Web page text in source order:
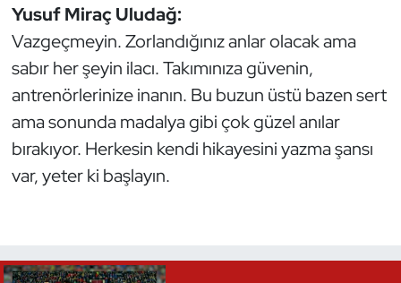
Yusuf Miraç Uludağ:
Vazgeçmeyin. Zorlandığınız anlar olacak ama
sabır her şeyin ilacı. Takımınıza güvenin,
antrenörlerinize inanın. Bu buzun üstü bazen sert
ama sonunda madalya gibi çok güzel anılar
bırakıyor. Herkesin kendi hikayesini yazma şansı
var, yeter ki başlayın.